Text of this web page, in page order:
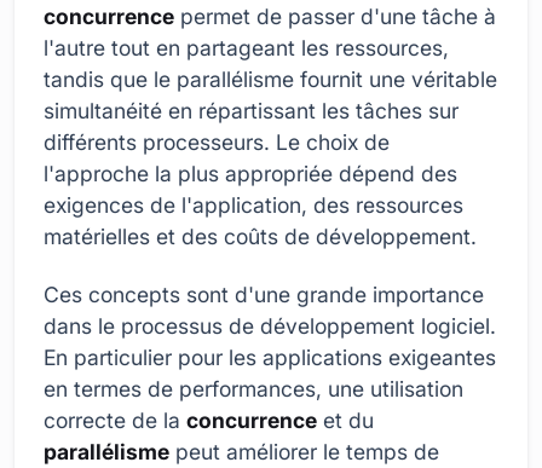
concurrence permet de passer d'une tâche à
l'autre tout en partageant les ressources,
tandis que le parallélisme fournit une véritable
simultanéité en répartissant les tâches sur
différents processeurs. Le choix de
l'approche la plus appropriée dépend des
exigences de l'application, des ressources
matérielles et des coûts de développement.
Ces concepts sont d'une grande importance
dans le processus de développement logiciel.
En particulier pour les applications exigeantes
en termes de performances, une utilisation
correcte de la concurrence et du
parallélisme peut améliorer le temps de